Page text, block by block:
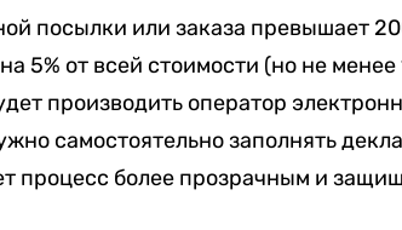
посылки или заказа превышает
5% от всей стоимости (но не
производить оператор
самостоятельно заполнять
процесс более прозрачным и